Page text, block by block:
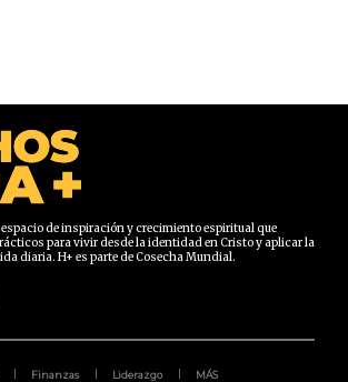
de inspiración y crecimiento espiritual que
para vivir desde la identidad en Cristo y aplicar la
diaria. H+ es parte de Cosecha Mundial.
Finanzas Liderazgo MÁS